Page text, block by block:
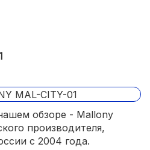
обзоре - Mallony
производителя,
с 2004 года.